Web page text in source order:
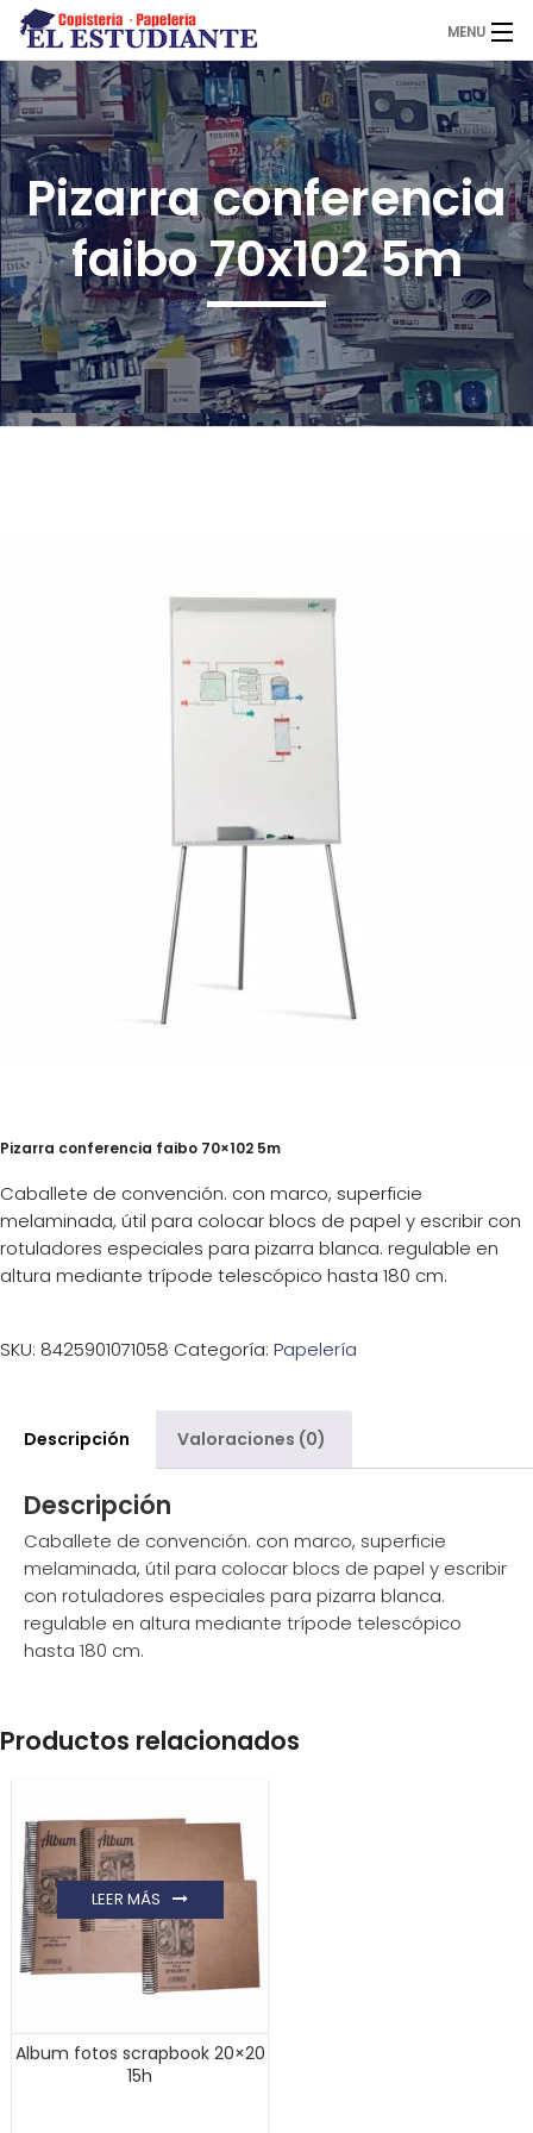
MENU
El Estudiante
Copistería
Papelería
Servicios
¡Imprimir!
Pizarra conferencia
faibo 70x102 5m
Pizarra conferencia faibo 70×102 5m
Caballete de convención. con marco, superficie
melaminada, útil para colocar blocs de papel y escribir con
rotuladores especiales para pizarra blanca. regulable en
altura mediante trípode telescópico hasta 180 cm.
SKU: 8425901071058 Categoría: Papelería
Descripción Valoraciones (0)
Descripción
Caballete de convención. con marco, superficie
melaminada, útil para colocar blocs de papel y escribir
con rotuladores especiales para pizarra blanca.
regulable en altura mediante trípode telescópico
hasta 180 cm.
Productos relacionados
Album fotos scrapbook 20×20
15h
LEER MÁS